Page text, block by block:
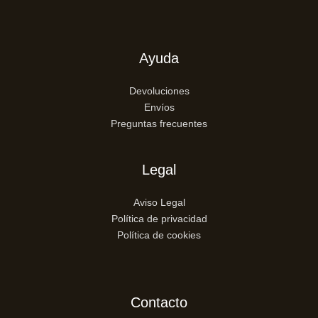
Ayuda
Devoluciones
Envíos
Preguntas frecuentes
Legal
Aviso Legal
Política de privacidad
Política de cookies
Contacto